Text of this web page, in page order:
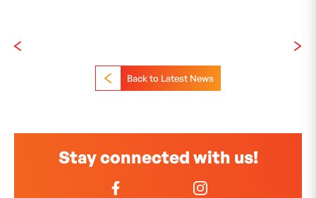
Back to Latest News
Stay connected with us!